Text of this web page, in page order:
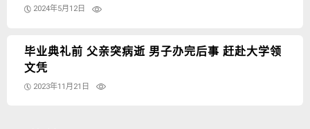
2024年5月12日
毕业典礼前 父亲突病逝 男子办完后事 赶赴大学领
文凭
2023年11月21日